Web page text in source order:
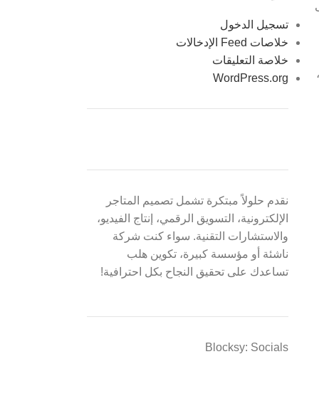
تسجيل الدخول
خلاصات Feed الإدخالات
خلاصة التعليقات
WordPress.org
نقدم حلولاً مبتكرة تشمل تصميم المتاجر
الإلكترونية، التسويق الرقمي، إنتاج الفيديو،
والاستشارات التقنية. سواء كنت شركة
ناشئة أو مؤسسة كبيرة، تكوين هلب
تساعدك على تحقيق النجاح بكل احترافية!
Blocksy: Socials